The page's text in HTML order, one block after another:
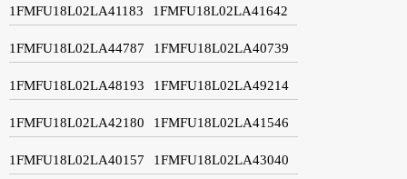
1FMFU18L02LA41183 1FMFU18L02LA41642
1FMFU18L02LA44787 1FMFU18L02LA40739
1FMFU18L02LA48193 1FMFU18L02LA49214
1FMFU18L02LA42180 1FMFU18L02LA41546
1FMFU18L02LA40157 1FMFU18L02LA43040